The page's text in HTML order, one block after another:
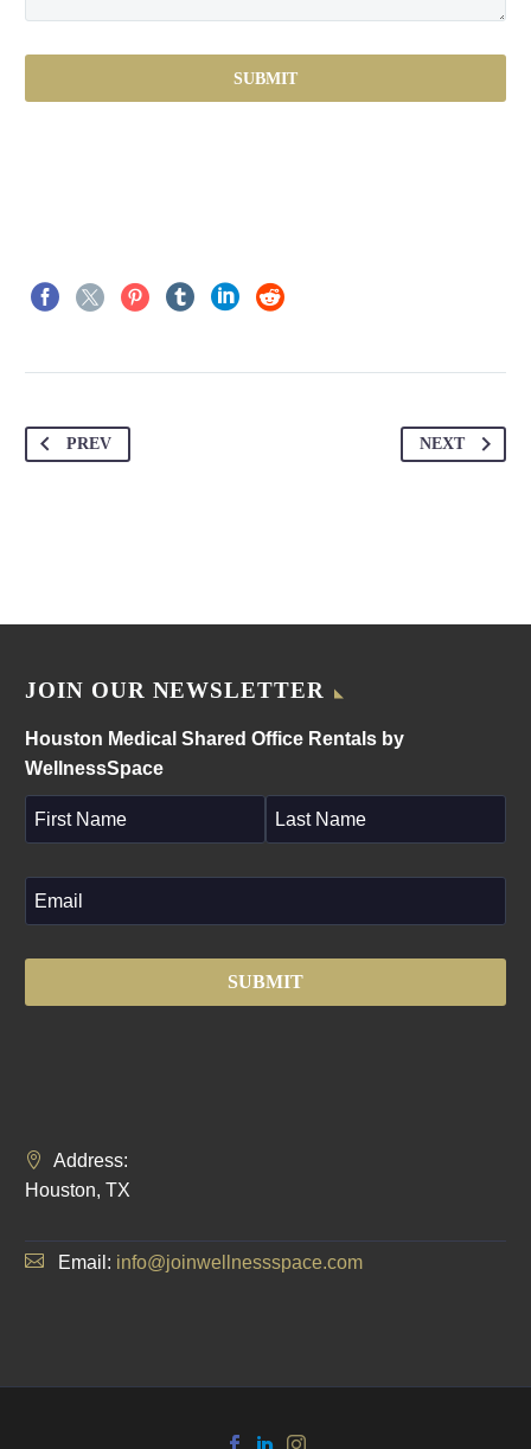
PREV NEXT
JOIN OUR NEWSLETTER
Houston Medical Shared Office Rentals by
WellnessSpace
Address:
Houston, TX
Email: info@joinwellnessspace.com